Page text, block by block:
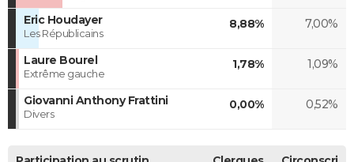
Eric Houdayer
Les Républicains
8,88% 7,00%
Laure Bourel
Extrême gauche
1,78% 1,09%
Giovanni Anthony Frattini
Divers
0,00% 0,52%